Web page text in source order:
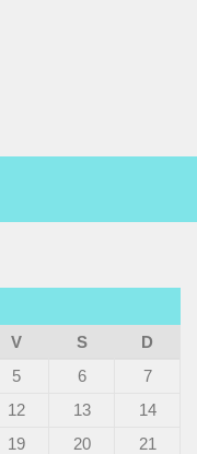
V S
D
5 6
7
12 13
14
19 20
21